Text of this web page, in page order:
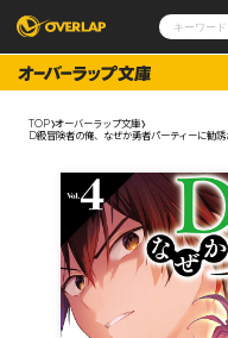
コミックガルド
コミッククリエ
LiQulle
コミックエッセイ
ポケットモンスター
アニメ
ゲーム
企業
会社概要
採用情報
アクセス
オーバーラップホールディ
オ
TOP オーバーラップ文庫
D級冒険者の俺、なぜか勇者パーティーに勧